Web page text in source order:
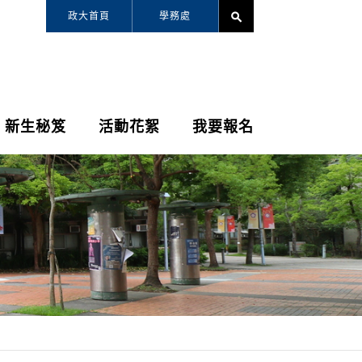
政大首頁 學務處 search
新生秘笈 活動花絮 我要報名